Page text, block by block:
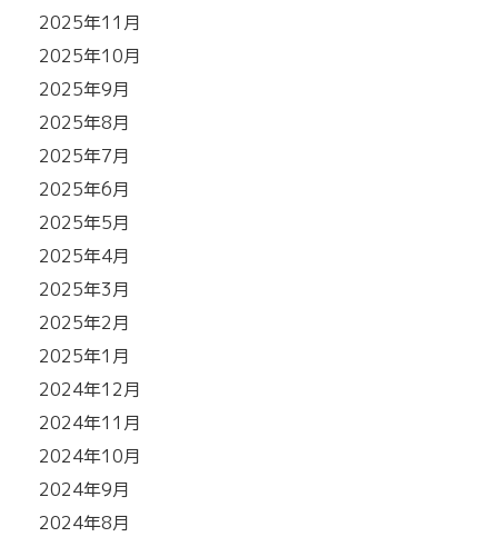
2025年11月
2025年10月
2025年9月
2025年8月
2025年7月
2025年6月
2025年5月
2025年4月
2025年3月
2025年2月
2025年1月
2024年12月
2024年11月
2024年10月
2024年9月
2024年8月